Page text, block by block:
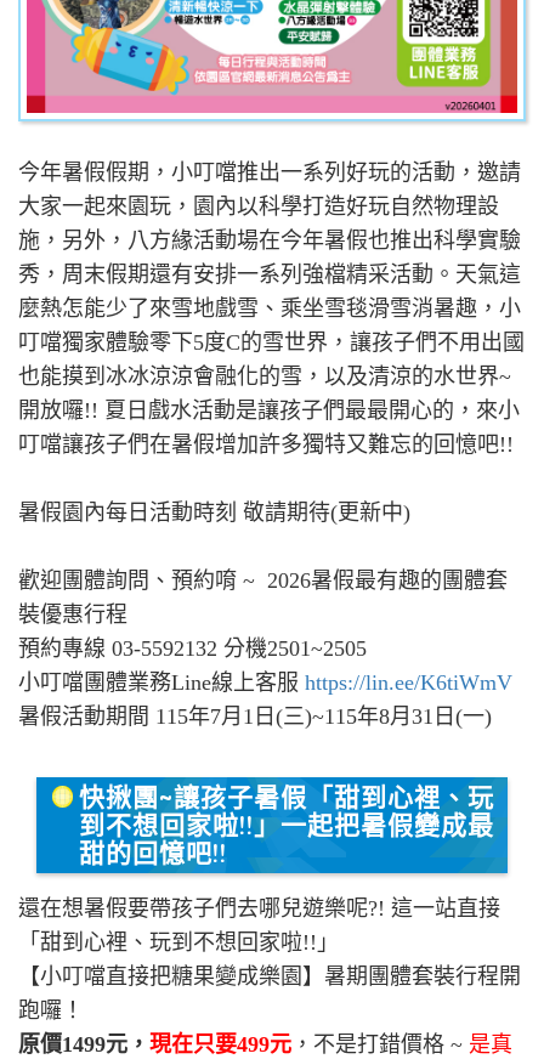
今年暑假假期，小叮噹推出一系列好玩的活動，邀請
大家一起來園玩，園內以科學打造好玩自然物理設
施，另外，八方緣活動場在今年暑假也推出科學實驗
秀，周末假期還有安排一系列強檔精采活動。天氣這
麼熱怎能少了來雪地戲雪、乘坐雪毯滑雪消暑趣，小
叮噹獨家體驗零下5度C的雪世界，讓孩子們不用出國
也能摸到冰冰涼涼會融化的雪，以及清涼的水世界~
開放囉!! 夏日戲水活動是讓孩子們最最開心的，來小
叮噹讓孩子們在暑假增加許多獨特又難忘的回憶吧!!
暑假園內每日活動時刻 敬請期待(更新中)
歡迎團體詢問、預約唷 ~ 2026暑假最有趣的團體套
裝優惠行程
預約專線 03-5592132 分機2501~2505
小叮噹團體業務Line線上客服 https://lin.ee/K6tiWmV
暑假活動期間 115年7月1日(三)~115年8月31日(一)
快揪團~讓孩子暑假「甜到心裡、玩
到不想回家啦!!」一起把暑假變成最
甜的回憶吧!!
還在想暑假要帶孩子們去哪兒遊樂呢?! 這一站直接
「甜到心裡、玩到不想回家啦!!」
【小叮噹直接把糖果變成樂園】暑期團體套裝行程開
跑囉！
原價1499元， 現在只要499元 ，不是打錯價格 ~ 是真